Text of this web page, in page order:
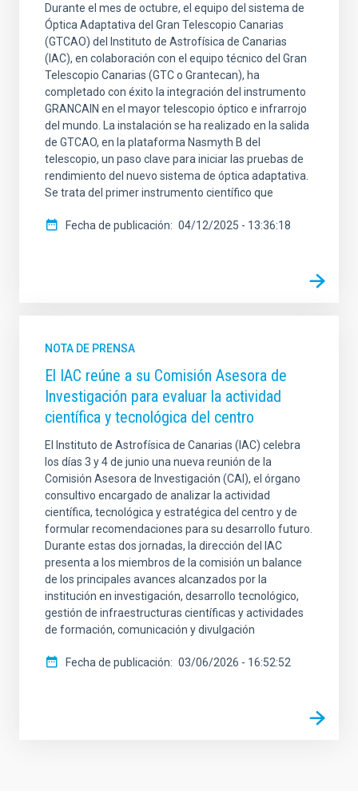
Durante el mes de octubre, el equipo del sistema de
Óptica Adaptativa del Gran Telescopio Canarias
(GTCAO) del Instituto de Astrofísica de Canarias
(IAC), en colaboración con el equipo técnico del Gran
Telescopio Canarias (GTC o Grantecan), ha
completado con éxito la integración del instrumento
GRANCAIN en el mayor telescopio óptico e infrarrojo
del mundo. La instalación se ha realizado en la salida
de GTCAO, en la plataforma Nasmyth B del
telescopio, un paso clave para iniciar las pruebas de
rendimiento del nuevo sistema de óptica adaptativa.
Se trata del primer instrumento científico que
Fecha de publicación 04/12/2025 - 13:36:18
NOTA DE PRENSA
El IAC reúne a su Comisión Asesora de
Investigación para evaluar la actividad
científica y tecnológica del centro
El Instituto de Astrofísica de Canarias (IAC) celebra
los días 3 y 4 de junio una nueva reunión de la
Comisión Asesora de Investigación (CAI), el órgano
consultivo encargado de analizar la actividad
científica, tecnológica y estratégica del centro y de
formular recomendaciones para su desarrollo futuro.
Durante estas dos jornadas, la dirección del IAC
presenta a los miembros de la comisión un balance
de los principales avances alcanzados por la
institución en investigación, desarrollo tecnológico,
gestión de infraestructuras científicas y actividades
de formación, comunicación y divulgación
Fecha de publicación 03/06/2026 - 16:52:52